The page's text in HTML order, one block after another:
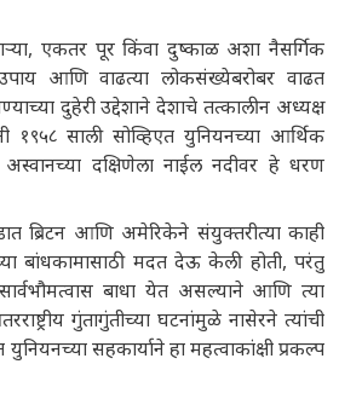
एकतर पूर किंवा दुष्काळ अशा नैसर्गिक
आणि वाढत्या लोकसंख्येबरोबर वाढत
दुहेरी उद्देशाने देशाचे तत्कालीन अध्यक्ष
१९५८ साली सोव्हिएत युनियनच्या आर्थिक
दक्षिणेला नाईल नदीवर हे धरण
ब्रिटन आणि अमेरिकेने संयुक्तरीत्या काही
बांधकामासाठी मदत देऊ केली होती, परंतु
बाधा येत असल्याने आणि त्या
गुंतागुंतीच्या घटनांमुळे नासेरने त्यांची
सहकार्याने हा महत्वाकांक्षी प्रकल्प